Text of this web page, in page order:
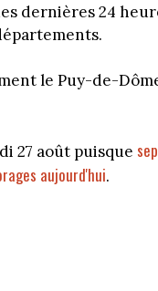
dernières 24
le Puy-de-
27 août puisque
aujourd'hui.